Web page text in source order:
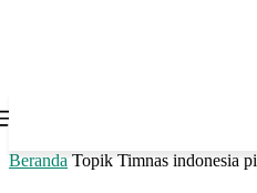
Beranda Topik Timnas indonesia